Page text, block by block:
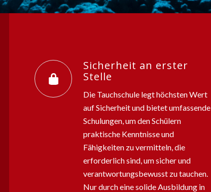
Sicherheit an erster
Stelle
Die Tauchschule legt höchsten Wert
auf Sicherheit und bietet umfassende
Schulungen, um den Schülern
praktische Kenntnisse und
Fähigkeiten zu vermitteln, die
erforderlich sind, um sicher und
verantwortungsbewusst zu tauchen.
Nur durch eine solide Ausbildung in